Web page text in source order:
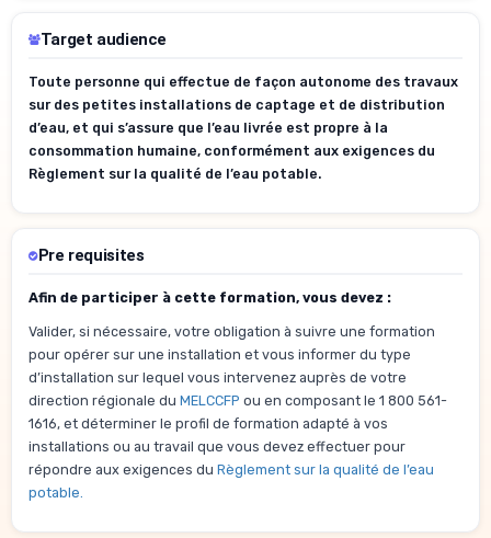
Target audience
Toute personne qui effectue de façon autonome des travaux
sur des petites installations de captage et de distribution
d’eau, et qui s’assure que l’eau livrée est propre à la
consommation humaine, conformément aux exigences du
Règlement sur la qualité de l’eau potable.
Pre requisites
Afin de participer à cette formation, vous devez :
Valider, si nécessaire, votre obligation à suivre une formation
pour opérer sur une installation et vous informer du type
d’installation sur lequel vous intervenez auprès de votre
direction régionale du MELCCFP ou en composant le 1 800 561-
1616, et déterminer le profil de formation adapté à vos
installations ou au travail que vous devez effectuer pour
répondre aux exigences du Règlement sur la qualité de l’eau
potable.